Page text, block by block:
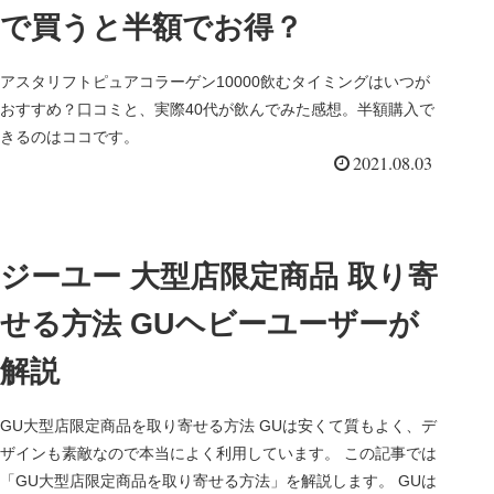
で買うと半額でお得？
アスタリフトピュアコラーゲン10000飲むタイミングはいつが
おすすめ？口コミと、実際40代が飲んでみた感想。半額購入で
きるのはココです。
2021.08.03
ジーユー 大型店限定商品 取り寄
せる方法 GUヘビーユーザーが
解説
GU大型店限定商品を取り寄せる方法 GUは安くて質もよく、デ
ザインも素敵なので本当によく利用しています。 この記事では
「GU大型店限定商品を取り寄せる方法」を解説します。 GUは